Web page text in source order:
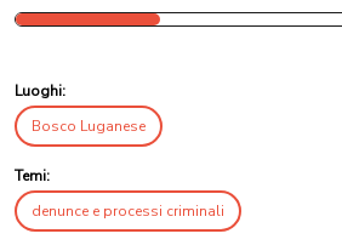
Luoghi:
Bosco Luganese
Temi:
denunce e processi criminali